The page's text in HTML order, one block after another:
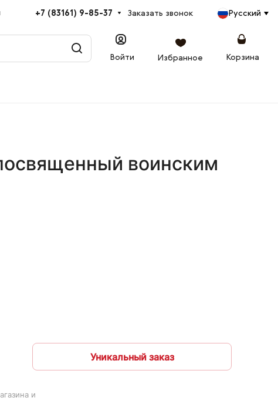
+7 (83161) 9-85-37 Заказать звонок Русский
Войти Избранное Корзина
воинским
Уникальный заказ
и